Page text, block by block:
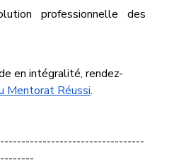
professionnelle des
en intégralité, rendez-
Mentorat Réussi.